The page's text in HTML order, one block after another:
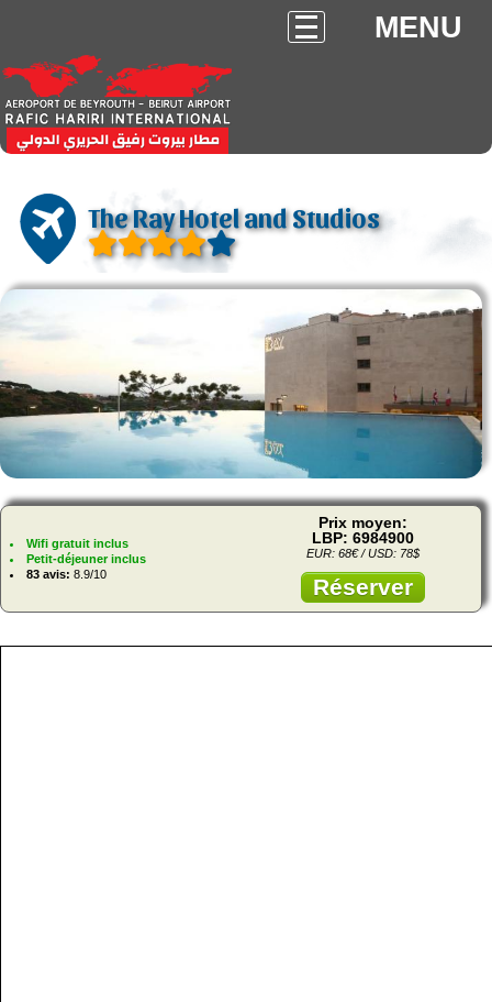
MENU
The Ray Hotel and Studios
Wifi gratuit inclus
Petit-déjeuner inclus
83 avis: 8.9/10
Prix moyen:
LBP: 6984900
EUR: 68€ / USD: 78$
Réserver